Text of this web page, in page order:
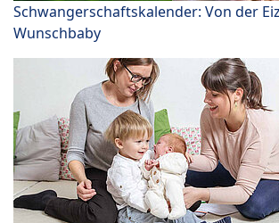
Schwangerschaftskalender: Von der
Wunschbaby